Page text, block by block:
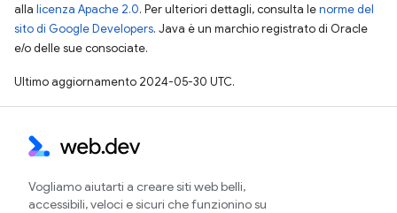
alla licenza Apache 2.0. Per ulteriori dettagli, consulta lenorme del
sito di Google Developers. Java è un marchio registrato di Oracle
e/o delle sue consociate.
Ultimo aggiornamento 2024-05-30 UTC.
Vogliamo aiutarti a creare siti web belli,
accessibili, veloci e sicuri che funzionino su